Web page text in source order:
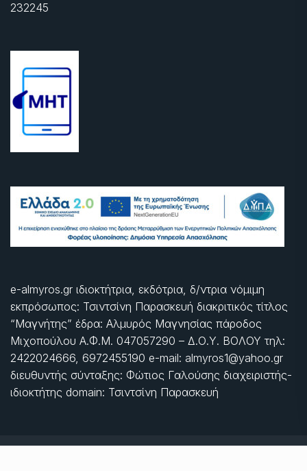
232245
e-almyros.gr ιδιοκτήτρια, εκδότρια, δ/ντρια νόμιμη
εκπρόσωπος: Τσιντσίνη Παρασκευή διακριτικός τίτλος
“Μαγνήτης” έδρα: Αλμυρός Μαγνησίας πάροδος
Μιχοπούλου Α.Φ.Μ. 047057290 – Δ.Ο.Υ. ΒΟΛΟΥ τηλ:
2422024666, 6972455190 e-mail: almyros1@yahoo.gr
διευθυντής σύνταξης: Φώτιος Γαλούσης διαχειριστής-
ιδιοκτήτης domain: Τσιντσίνη Παρασκευή